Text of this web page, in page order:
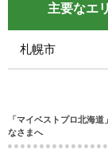
主要なエ
札幌市
「マイベストプロ北海
なさまへ